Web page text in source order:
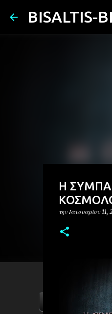
BISALTIS-
Η
την Ιανουαρίου 11,